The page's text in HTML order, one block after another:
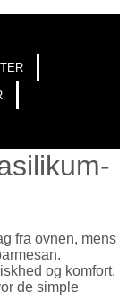
fra ovnen, mens
og komfort.
de simple